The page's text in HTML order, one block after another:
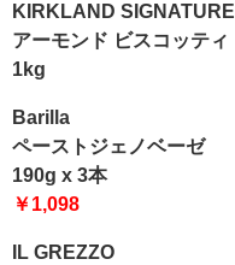
KIRKLAND SIGNATURE
アーモンド ビスコッティ
1kg
Barilla
ペーストジェノベーゼ
190g x 3本
￥1,098
IL GREZZO